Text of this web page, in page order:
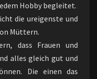
Hobby begleitet.
die ureigenste und
Müttern.
dass Frauen und
alles gleich gut und
Die einen das